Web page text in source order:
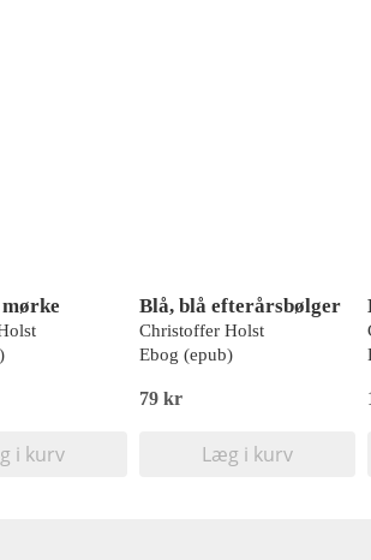
i kurv
Blå, blå efterårsbølger
Christoffer Holst
Ebog (epub)
79 kr
Læg i kurv